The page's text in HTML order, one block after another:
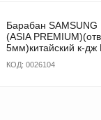
Барабан
(ASIA
5мм)китайский к-дж
КОД: 0026104